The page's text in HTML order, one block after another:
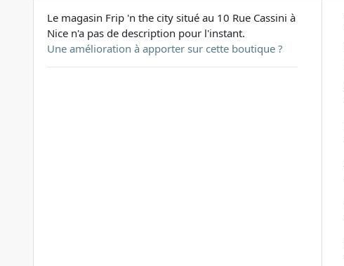
Le magasin Frip 'n the city situé au 10 Rue Cassini à
Nice n'a pas de description pour l'instant.
Une amélioration à apporter sur cette boutique ?